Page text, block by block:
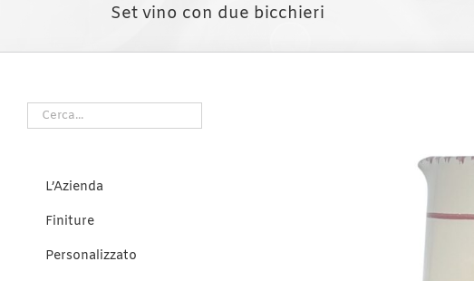
Set vino con due bicchieri
L’Azienda
Finiture
Personalizzato